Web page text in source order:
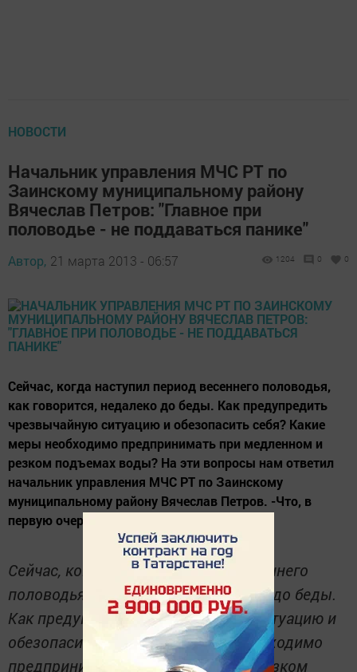
НОВОСТИ
Начальник управления МЧС РТ по
Заинскому муниципальному району
Вячеслав Петров: "Главное при
половодье - не поддаваться панике"
Автор, 21 марта 2013 - 06:57 1204 0 0
Сейчас, когда наступил период весеннего половодья,
как говорится, недалеко до беды. Как предупредить
чрезвычайную ситуацию и обезопасить себя? Какие
меры необходимо предпринимать при медленном и
резком подъемах воды? На эти вопросы нам ответил
начальник управления МЧС РТ по Заинскому
муниципальному району Вячеслав Петров. -Что, в
первую очередь, может стать причиной...
Сейчас, когда наступил период весеннего
половодья, как говорится, недалеко до беды.
Как предупредить чрезвычайную ситуацию и
обезопасить себя? Какие меры необходимо
предпринимать при медленном и резком